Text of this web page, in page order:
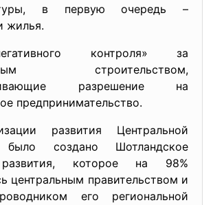
в первую очередь –
жилья.
контроля» за
строительством,
разрешение на
предпринимательство.
развития Центральной
было создано Шотландское
развития, которое на 98%
центральным правительством и
его региональной